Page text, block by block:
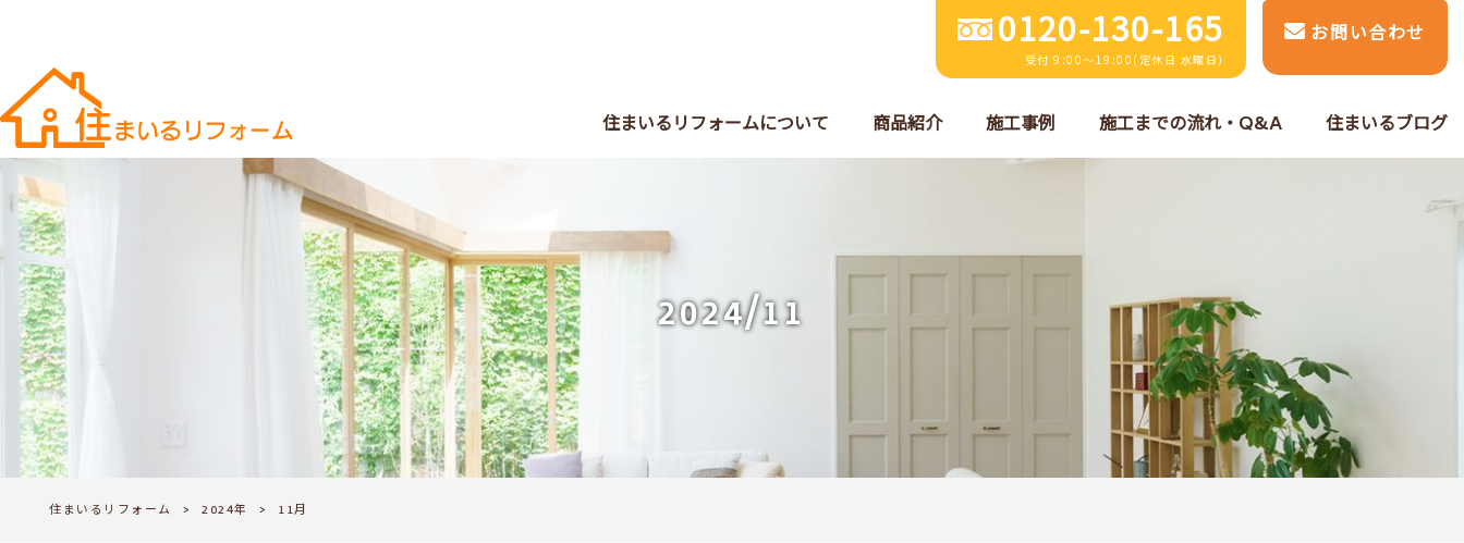
0120-130-165
受付 9:00～19:00(定休日 水曜日)
お問い合わせ
住まいるリフォームについて 商品紹介 施工事例 施工までの流れ・Q&A 住まいるブログ
2024/11
住まいるリフォーム > 2024年 > 11月